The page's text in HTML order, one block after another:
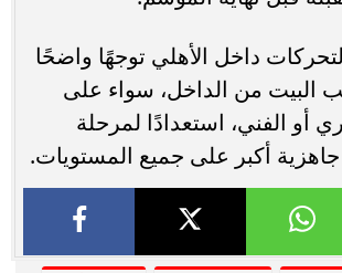
داخل الأهلي توجهًا واضحًا
البيت من الداخل، سواء على
أو الفني، استعدادًا لمرحلة
أكبر على جميع المستويات.